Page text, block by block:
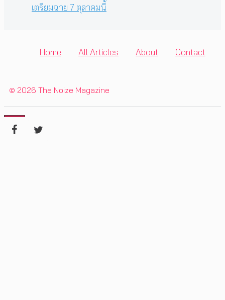
เตรียมฉาย 7 ตุลาคมนี้
Home All Articles About Contact
© 2026 The Noize Magazine